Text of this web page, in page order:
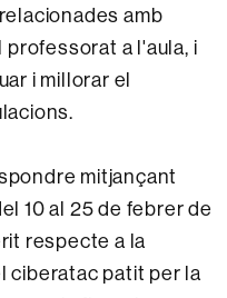
amb
a l'aula, i
i millorar el
mitjançant
10 al 25 de febrer de
respecte a la
ciberatac patit per la